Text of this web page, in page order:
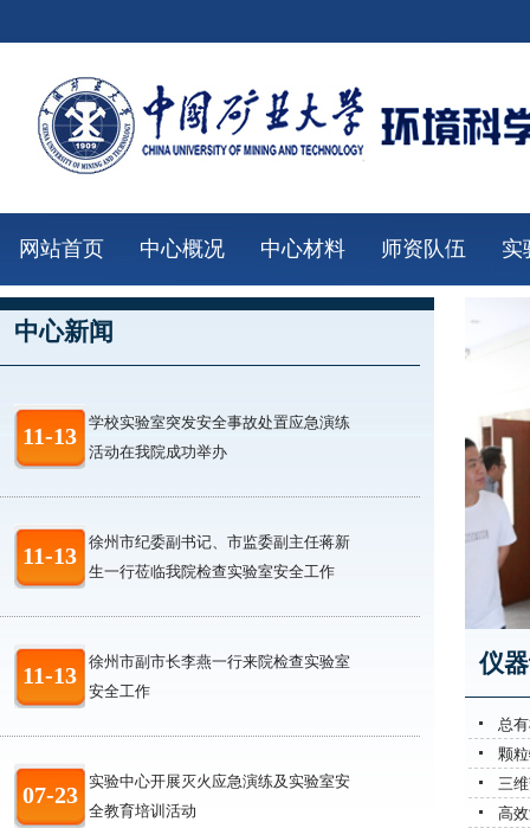
网站首页 中心概况 中心材料 师资队伍 实
中心新闻
11-13
学校实验室突发安全事故处置应急演练
活动在我院成功举办
11-13
徐州市纪委副书记、市监委副主任蒋新
生一行莅临我院检查实验室安全工作
11-13
徐州市副市长李燕一行来院检查实验室
安全工作
07-23
实验中心开展灭火应急演练及实验室安
全教育培训活动
仪
总
颗
三
高